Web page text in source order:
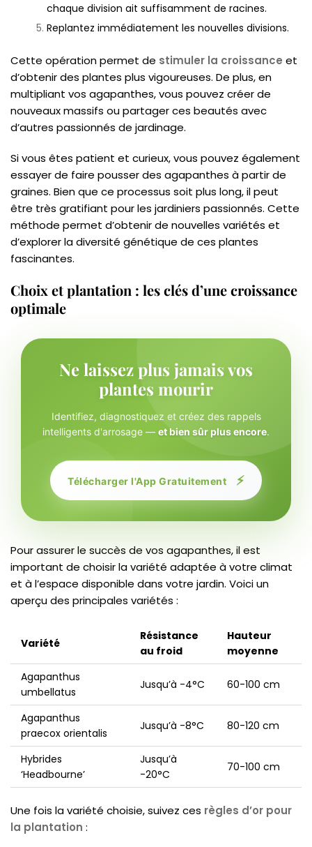
chaque division ait suffisamment de racines.
Replantez immédiatement les nouvelles divisions.
Cette opération permet de stimuler la croissance et
d’obtenir des plantes plus vigoureuses. De plus, en
multipliant vos agapanthes, vous pouvez créer de
nouveaux massifs ou partager ces beautés avec
d’autres passionnés de jardinage.
Si vous êtes patient et curieux, vous pouvez également
essayer de faire pousser des agapanthes à partir de
graines. Bien que ce processus soit plus long, il peut
être très gratifiant pour les jardiniers passionnés. Cette
méthode permet d’obtenir de nouvelles variétés et
d’explorer la diversité génétique de ces plantes
fascinantes.
Choix et plantation : les clés d’une croissance
optimale
Ne laissez plus jamais vos
plantes mourir
Identifiez, diagnostiquez et créez des rappels
intelligents d'arrosage — et bien sûr plus encore.
Télécharger l'App Gratuitement ⚡
Pour assurer le succès de vos agapanthes, il est
important de choisir la variété adaptée à votre climat
et à l’espace disponible dans votre jardin. Voici un
aperçu des principales variétés :
Variété
Résistance
au froid
Hauteur
moyenne
Agapanthus
umbellatus
Jusqu’à -4°C 60-100 cm
Agapanthus
praecox orientalis
Jusqu’à -8°C 80-120 cm
Hybrides
‘Headbourne’
Jusqu’à
-20°C
70-100 cm
Une fois la variété choisie, suivez ces règles d’or pour
la plantation :